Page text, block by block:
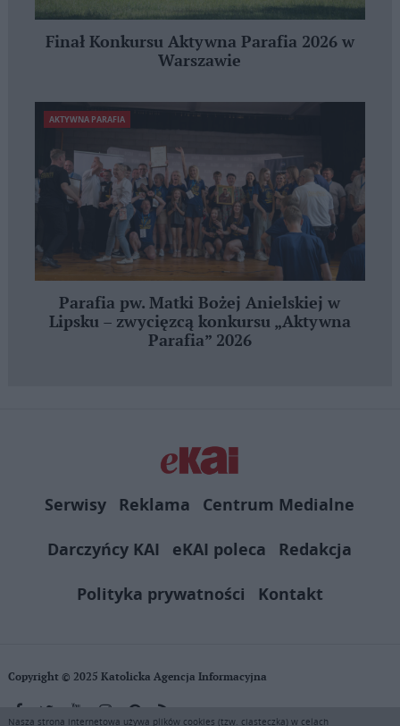
Finał Konkursu Aktywna Parafia 2026 w
Warszawie
AKTYWNA PARAFIA
Parafia pw. Matki Bożej Anielskiej w
Lipsku – zwycięzcą konkursu „Aktywna
Parafia” 2026
Serwisy Reklama
Centrum Medialne
Darczyńcy KAI
eKAI poleca
Redakcja
Polityka prywatności
Kontakt
Copyright © 2025 Katolicka Agencja Informacyjna
Nasza strona internetowa używa plików cookies (tzw. ciasteczka) w celach